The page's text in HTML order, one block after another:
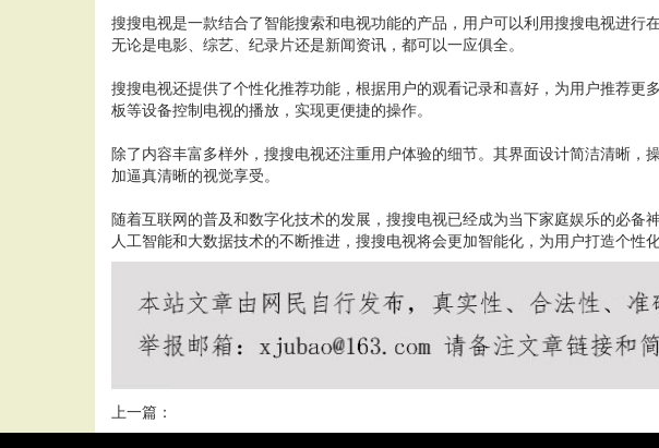
搜搜电视是一款结合了智能搜索和电视功能的产品，用户可以利用搜搜电视进
无论是电影、综艺、纪录片还是新闻资讯，都可以一应俱全。
搜搜电视还提供了个性化推荐功能，根据用户的观看记录和喜好，为用户推荐
板等设备控制电视的播放，实现更便捷的操作。
除了内容丰富多样外，搜搜电视还注重用户体验的细节。其界面设计简洁清晰
加逼真清晰的视觉享受。
随着互联网的普及和数字化技术的发展，搜搜电视已经成为当下家庭娱乐的必
人工智能和大数据技术的不断推进，搜搜电视将会更加智能化，为用户打造个性
上一篇：